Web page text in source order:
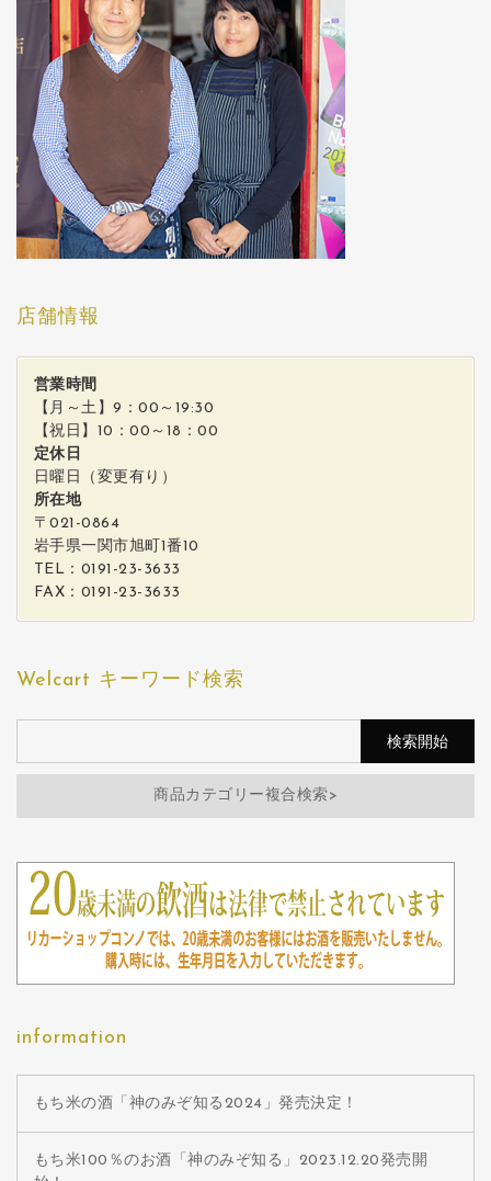
店舗情報
営業時間
【月～土】9：00～19:30
【祝日】10：00～18：00
定休日
日曜日（変更有り）
所在地
〒021-0864
岩手県一関市旭町1番10
TEL：0191-23-3633
FAX：0191-23-3633
Welcart キーワード検索
商品カテゴリー複合検索>
information
もち米の酒「神のみぞ知る2024」発売決定！
もち米100％のお酒「神のみぞ知る」2023.12.20発売開